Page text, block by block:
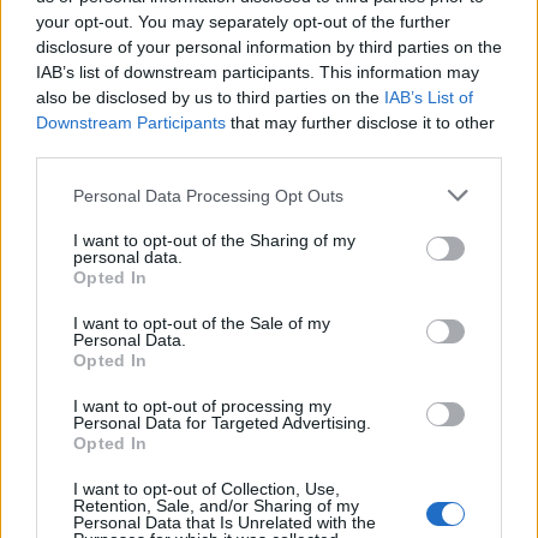
your opt-out. You may separately opt-out of the further
disclosure of your personal information by third parties on the
IAB’s list of downstream participants. This information may
also be disclosed by us to third parties on the IAB’s List of
Downstream Participants that may further disclose it to other
Personal Data Processing Opt Outs
I want to opt-out of the Sharing of my
personal data.
Opted In
I want to opt-out of the Sale of my
Personal Data.
Opted In
I want to opt-out of processing my
Personal Data for Targeted Advertising.
Opted In
I want to opt-out of Collection, Use,
Retention, Sale, and/or Sharing of my
Personal Data that Is Unrelated with the
Več iz kategorije Družba
Vročina lahko vpliva tudi na delovanje
vozil
6. avgust 2026
Sušne razmere bodo vztrajale še vsaj
Prihodnji teden bo Velenje obiskala
komisija projekta Moja dežela – znak